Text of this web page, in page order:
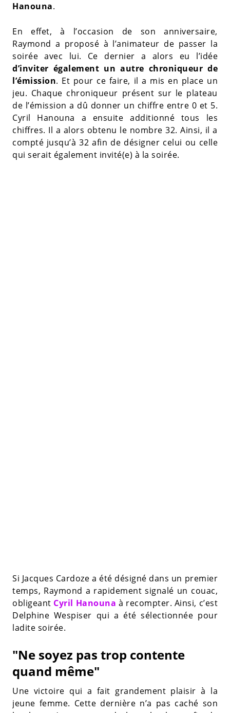
Hanouna.
En effet, à l’occasion de son anniversaire,
Raymond a proposé à l’animateur de passer la
soirée avec lui. Ce dernier a alors eu l’idée
d’inviter également un autre chroniqueur de
l’émission. Et pour ce faire, il a mis en place un
jeu. Chaque chroniqueur présent sur le plateau
de l’émission a dû donner un chiffre entre 0 et 5.
Cyril Hanouna a ensuite additionné tous les
chiffres. Il a alors obtenu le nombre 32. Ainsi, il a
compté jusqu’à 32 afin de désigner celui ou celle
qui serait également invité(e) à la soirée.
Si Jacques Cardoze a été désigné dans un premier
temps, Raymond a rapidement signalé un couac,
obligeant Cyril Hanouna à recompter. Ainsi, c’est
Delphine Wespiser qui a été sélectionnée pour
ladite soirée.
"Ne soyez pas trop contente
quand même"
Une victoire qui a fait grandement plaisir à la
jeune femme. Cette dernière n’a pas caché son